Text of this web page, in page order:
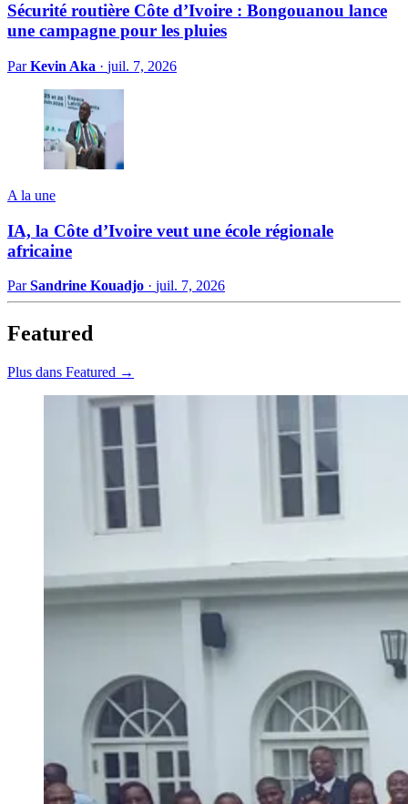
Sécurité routière Côte d’Ivoire : Bongouanou lance
une campagne pour les pluies
ParKevin Aka · juil. 7, 2026
A la une
IA, la Côte d’Ivoire veut une école régionale
africaine
ParSandrine Kouadjo · juil. 7, 2026
Featured
Plus dans Featured →